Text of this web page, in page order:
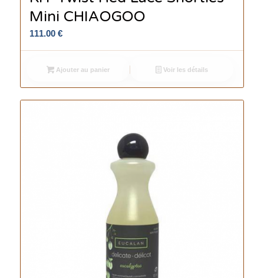
Mini CHIAOGOO
111.00 €
Ajouter au panier Voir les détails